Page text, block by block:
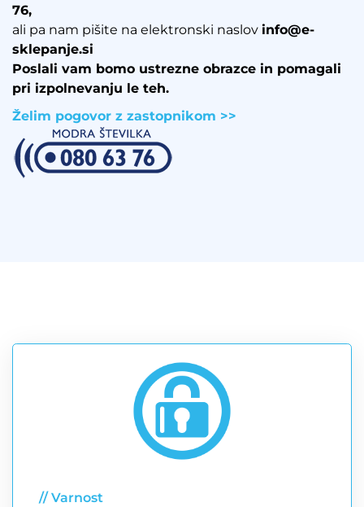
76,
ali pa nam pišite na elektronski naslov info@e-
sklepanje.si
Poslali vam bomo ustrezne obrazce in pomagali
pri izpolnevanju le teh.
Želim pogovor z zastopnikom >>
// Varnost